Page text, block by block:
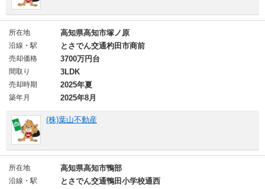
所在地 高知県高知市塚ノ原
沿線・駅 とさでん交通杓田市商前
売却価格 3700万円台
間取り 3LDK
売却時期 2025年夏
築年月 2025年8月
(株)葉山不動産
所在地 高知県高知市鴨部
沿線・駅 とさでん交通鴨田小学校通西